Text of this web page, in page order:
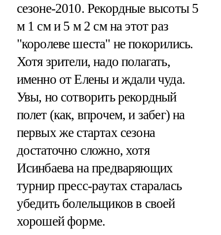
сезоне-2010. Рекордные высоты 5
м 1 см и 5 м 2 см на этот раз
"королеве шеста" не покорились.
Хотя зрители, надо полагать,
именно от Елены и ждали чуда.
Увы, но сотворить рекордный
полет (как, впрочем, и забег) на
первых же стартах сезона
достаточно сложно, хотя
Исинбаева на предваряющих
турнир пресс-раутах старалась
убедить болельщиков в своей
хорошей форме.